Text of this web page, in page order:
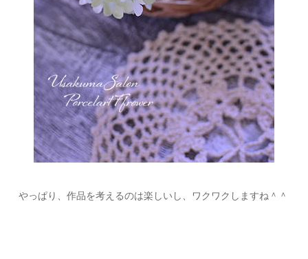
やっぱり、作品を考えるのは楽しいし、ワクワクしますね＾＾